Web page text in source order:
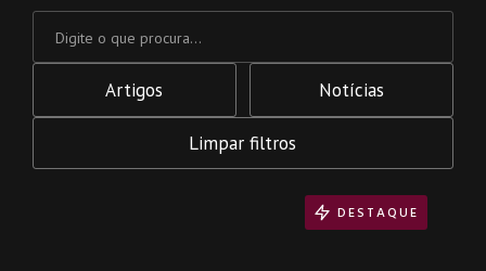
DESTAQUE
Artigos Notícias
Limpar filtros